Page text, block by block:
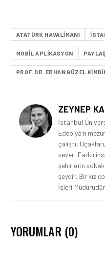
ATATÜRK HAVALIMANI
MOBIL APLIKASYON
PROF. DR. ERHAN GÜZEL
ZEYNEP
İstanbul
Edebiyatı
çalıştı.
sever. Farklı
şehirlerin
şeydir. Bir kız
İşleri Müdürüdür
YORUMLAR (0)